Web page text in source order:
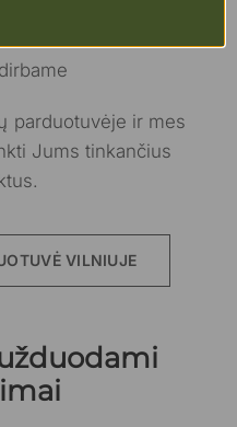
parduotuvėje ir mes
Jums tinkančius
VILNIUJE